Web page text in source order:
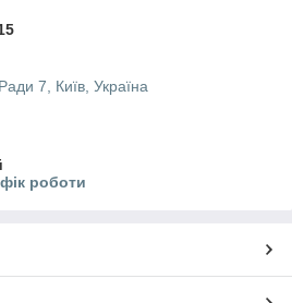
7, Київ, Україна
роботи